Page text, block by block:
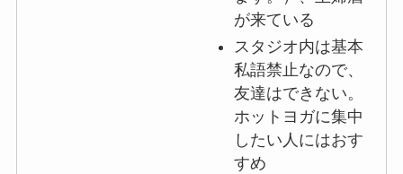
が来ている
スタジオ内は基本
私語禁止なので、
友達はできない。
ホットヨガに集中
したい人にはおす
すめ